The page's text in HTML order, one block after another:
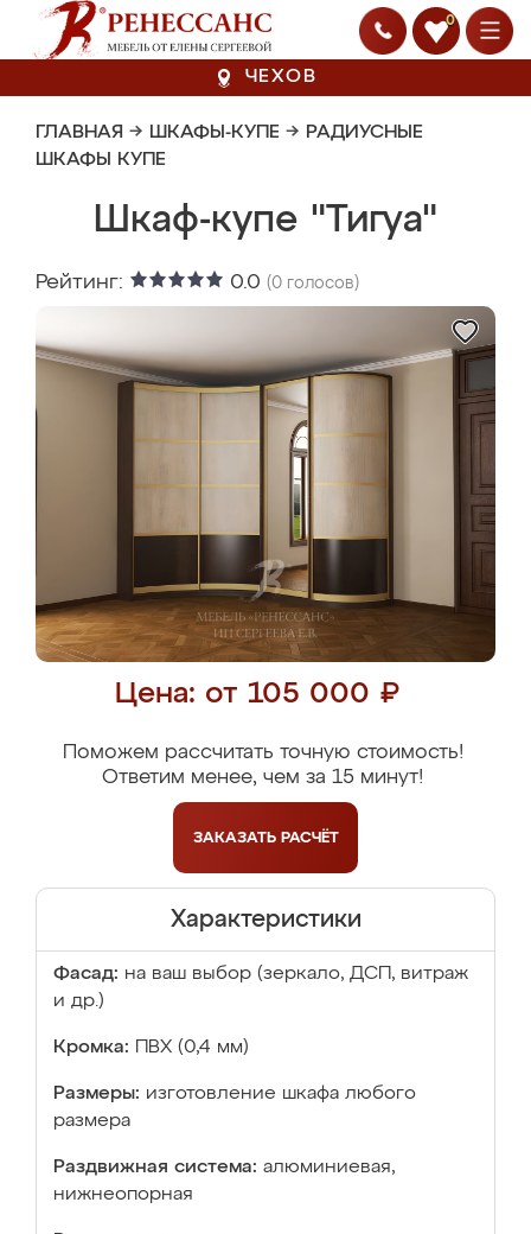
0
ЧЕХОВ
ГЛАВНАЯ → ШКАФЫ-КУПЕ → РАДИУСНЫЕ
ШКАФЫ КУПЕ
Шкаф-купе "Тигуа"
Рейтинг: 0.0 (0 голосов)
Цена: от 105 000 ₽
Поможем рассчитать точную стоимость!
Ответим менее, чем за 15 минут!
ЗАКАЗАТЬ РАСЧЁТ
Характеристики
Фасад: на ваш выбор (зеркало, ДСП, витраж
и др.)
Кромка: ПВХ (0,4 мм)
Размеры: изготовление шкафа любого
размера
Раздвижная система: алюминиевая,
нижнеопорная